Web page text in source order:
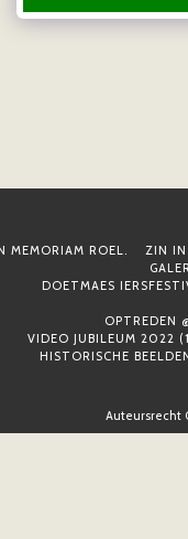
Auteursrecht
MEMORIAM ROEL. ZIN IN
DOETMAES
OPTREDEN
VIDEO JUBILEUM 2022
HISTORISCHE